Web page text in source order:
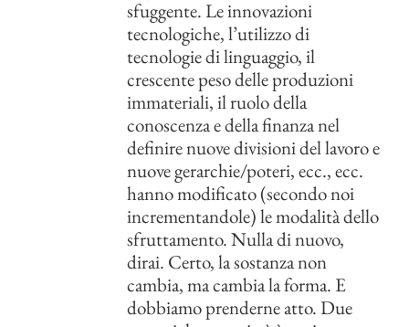
sfuggente. Le innovazioni
tecnologiche, l’utilizzo di
tecnologie di linguaggio, il
crescente peso delle produzioni
immateriali, il ruolo della
conoscenza e della finanza nel
definire nuove divisioni del lavoro e
nuove gerarchie/poteri, ecc., ecc.
hanno modificato (secondo noi
incrementandole) le modalità dello
sfruttamento. Nulla di nuovo,
dirai. Certo, la sostanza non
cambia, ma cambia la forma. E
dobbiamo prenderne atto. Due